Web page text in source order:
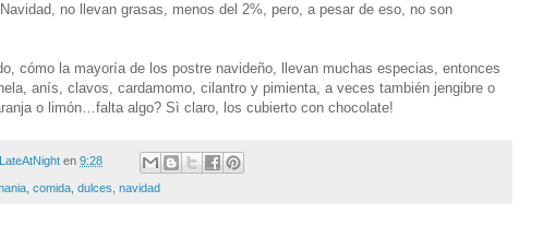
no llevan grasas, menos del 2%, pero, a pesar de eso, no son
cómo la mayoría de los postre navideño, llevan muchas especias, entonces
anís, clavos, cardamomo, cilantro y pimienta, a veces también jengibre o
o limón…falta algo? Sì claro, los cubierto con chocolate!
LateAtNight en 9:28
comida dulces navidad